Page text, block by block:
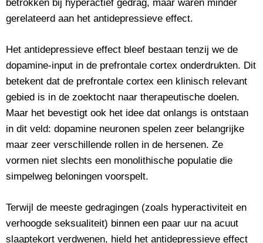
betrokken bij hyperactief gedrag, maar waren minder
gerelateerd aan het antidepressieve effect.
Het antidepressieve effect bleef bestaan tenzij we de
dopamine-input in de prefrontale cortex onderdrukten. Dit
betekent dat de prefrontale cortex een klinisch relevant
gebied is in de zoektocht naar therapeutische doelen.
Maar het bevestigt ook het idee dat onlangs is ontstaan
in dit veld: dopamine neuronen spelen zeer belangrijke
maar zeer verschillende rollen in de hersenen. Ze
vormen niet slechts een monolithische populatie die
simpelweg beloningen voorspelt.
Terwijl de meeste gedragingen (zoals hyperactiviteit en
verhoogde seksualiteit) binnen een paar uur na acuut
slaaptekort verdwenen, hield het antidepressieve effect